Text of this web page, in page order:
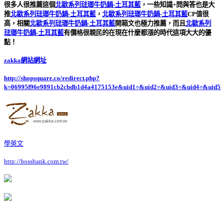
很多人很推薦這個北歐系列琺瑯牛奶鍋-土耳其藍 ，一些知識+問與答也是大
推北歐系列琺瑯牛奶鍋-土耳其藍 ， 北歐系列琺瑯牛奶鍋-土耳其藍CP值很
高，相關北歐系列琺瑯牛奶鍋-土耳其藍開箱文也極力推薦，而且 北歐系列
琺瑯牛奶鍋-土耳其藍有價格很親民的在現在什麼都漲的時代這項大大的優
點！
zakka網站網址
http://shopsquare.co/redirect.php?
學英文
http://bossbank.com.tw/